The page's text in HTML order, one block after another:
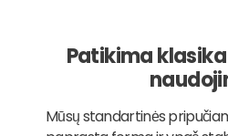
Patikima
Mūsų standartinės